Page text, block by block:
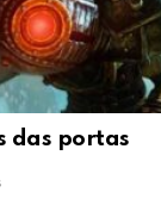
das portas